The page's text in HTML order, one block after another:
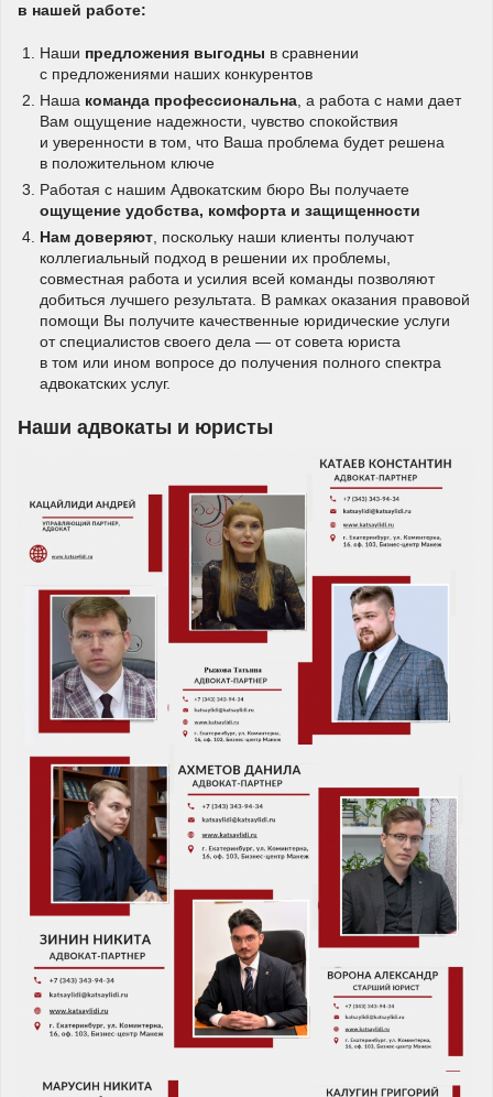
в нашей работе:
Наши предложения выгодны в сравнении
с предложениями наших конкурентов
Наша команда профессиональна , а работа с нами дает
Вам ощущение надежности, чувство спокойствия
и уверенности в том, что Ваша проблема будет решена
в положительном ключе
Работая с нашим Адвокатским бюро Вы получаете
ощущение удобства, комфорта и защищенности
Нам доверяют , поскольку наши клиенты получают
коллегиальный подход в решении их проблемы,
совместная работа и усилия всей команды позволяют
добиться лучшего результата. В рамках оказания правовой
помощи Вы получите качественные юридические услуги
от специалистов своего дела — от совета юриста
в том или ином вопросе до получения полного спектра
адвокатских услуг.
Наши адвокаты и юристы